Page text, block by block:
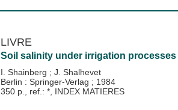
LIVRE
Soil salinity under irrigation processes
I. Shainberg ; J. Shalhevet
Berlin : Springer-Verlag ; 1984
350 p., ref.: *, INDEX MATIERES